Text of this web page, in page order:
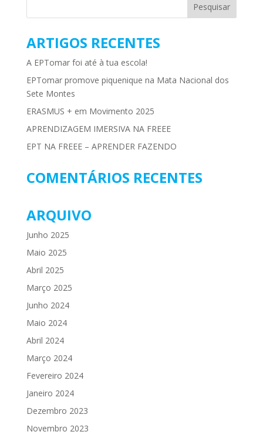
ARTIGOS RECENTES
A EPTomar foi até à tua escola!
EPTomar promove piquenique na Mata Nacional dos
Sete Montes
ERASMUS + em Movimento 2025
APRENDIZAGEM IMERSIVA NA FREEE
EPT NA FREEE – APRENDER FAZENDO
COMENTÁRIOS RECENTES
ARQUIVO
Junho 2025
Maio 2025
Abril 2025
Março 2025
Junho 2024
Maio 2024
Abril 2024
Março 2024
Fevereiro 2024
Janeiro 2024
Dezembro 2023
Novembro 2023